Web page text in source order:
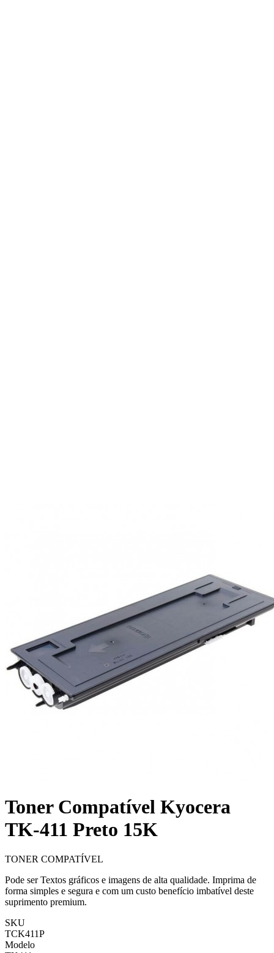
Toner Compatível Kyocera
TK-411 Preto 15K
TONER COMPATÍVEL
Pode ser Textos gráficos e imagens de alta qualidade. Imprima de
forma simples e segura e com um custo benefício imbatível deste
suprimento premium.
SKU
TCK411P
Modelo